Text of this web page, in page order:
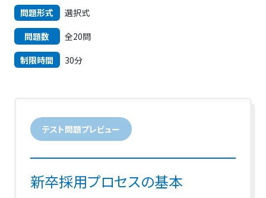
問題形式
選択式
問題数
全20問
制限時間
30分
テスト問題プレビュー
新卒採用プロセスの基本